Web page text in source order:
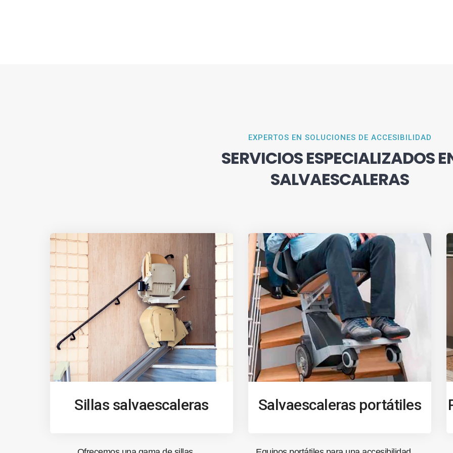
EXPERTOS EN SOLUCIONES DE ACCESIBILIDAD
SERVICIOS ESPECIALIZADOS
SALVAESCALERAS
Sillas salvaescaleras Salvaescaleras portátiles